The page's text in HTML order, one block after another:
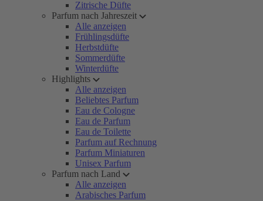
Zitrische Düfte
Parfum nach Jahreszeit
Alle anzeigen
Frühlingsdüfte
Herbstdüfte
Sommerdüfte
Winterdüfte
Highlights
Alle anzeigen
Beliebtes Parfum
Eau de Cologne
Eau de Parfum
Eau de Toilette
Parfum auf Rechnung
Parfum Miniaturen
Unisex Parfum
Parfum nach Land
Alle anzeigen
Arabisches Parfum